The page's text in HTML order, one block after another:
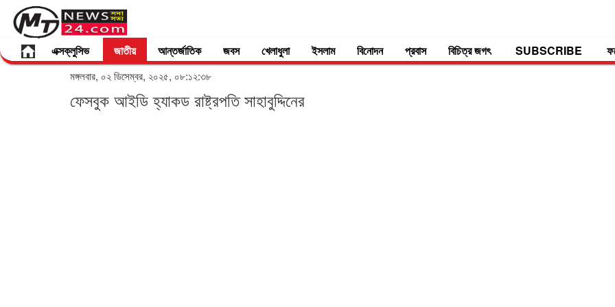
এক্সক্লুসিভ জাতীয় আন্তর্জাতিক জবস খেলাধুলা ইসলাম বিনোদন প্রবাস বিচিত্র জগৎ SUBSCRIBE
মঙ্গলবার, ০২ ডিসেম্বর, ২০২৫, ০৮:১২:৩৮
ফেসবুক আইডি হ্যাকড রাষ্ট্রপতি সাহাবুদ্দিনের